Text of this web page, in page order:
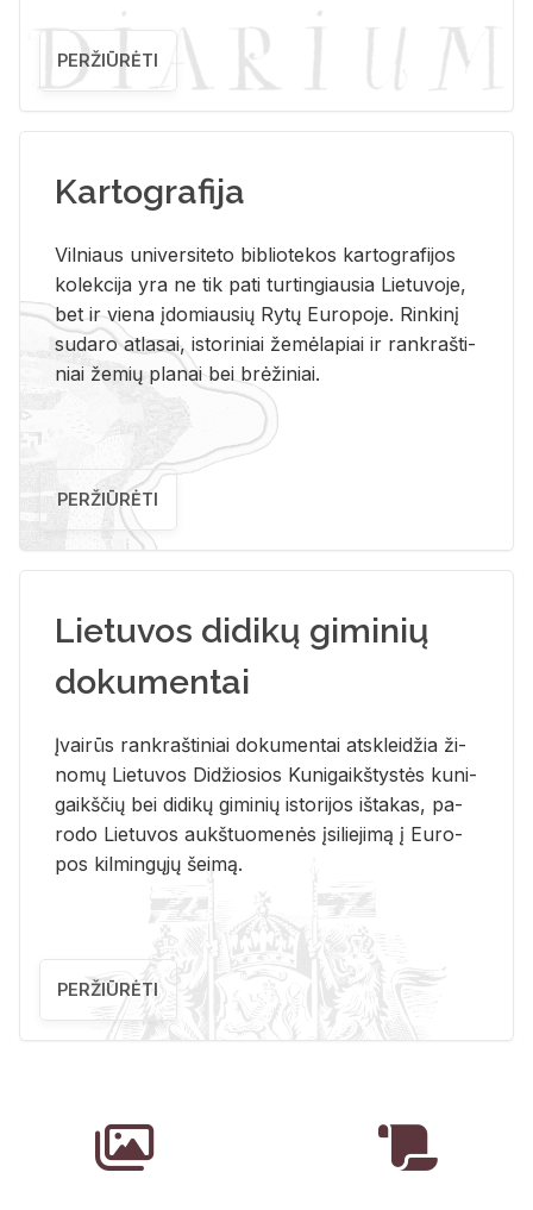
PERŽIŪRĖTI
Kartografija
Vil­niaus uni­ver­si­te­to bi­b­lio­te­kos kar­to­gra­fi­jos
ko­lek­ci­ja yra ne tik pati tur­tin­giau­sia Lie­tu­vo­je,
bet ir vie­na įdo­miau­sių Rytų Eu­ro­po­je. Rin­ki­nį
su­da­ro at­la­sai, is­to­ri­niai že­mė­la­piai ir rank­raš­ti­
niai že­mių pla­nai bei brė­ži­niai.
PERŽIŪRĖTI
Lietuvos didikų giminių
dokumentai
Įvai­rūs rank­raš­ti­niai do­ku­men­tai at­sklei­džia ži­
no­mų Lie­tu­vos Di­džio­sios Ku­ni­gaikš­tys­tės ku­ni­
gaikš­čių bei di­di­kų gi­mi­nių is­to­ri­jos iš­ta­kas, pa­
ro­do Lie­tu­vos aukš­tuo­me­nės įsi­lie­ji­mą į Eu­ro­
pos kil­min­gų­jų šei­mą.
PERŽIŪRĖTI